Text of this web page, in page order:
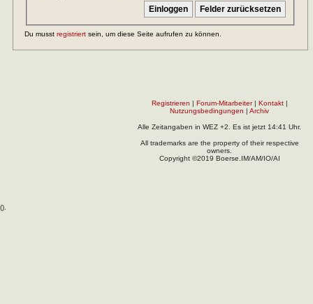
Du musst registriert sein, um diese Seite aufrufen zu können.
Registrieren | Forum-Mitarbeiter| Kontakt|
Nutzungsbedingungen | Archiv
Alle Zeitangaben in WEZ +2. Es ist jetzt 14:41 Uhr.
All trademarks are the property of their respective
owners.
Copyright ©2019 Boerse.IM/AM/IO/AI
().